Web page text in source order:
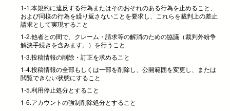
1-1.本規約に違反する行為またはそのおそれのある行為を止めること、
および同様の行為を繰り返さないことを要求し、これらを裁判上の差止
請求として実現すること
1-2.他者との間で、クレーム・請求等の解消のための協議（裁判外紛争
解決手続きを含みます。）を行うこと
1-3.投稿情報の削除・訂正を求めること
1-4.投稿情報の全部もしくは一部を削除し、公開範囲を変更し、または
閲覧できない状態にすること
1-5.利用停止処分とすること
1-6.アカウントの強制削除処分とすること